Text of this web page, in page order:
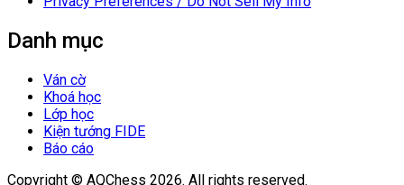
Danh mục
Ván cờ
Khoá học
Lớp học
Kiện tướng FIDE
Báo cáo
Copyright © AQChess 2026. All rights reserved.